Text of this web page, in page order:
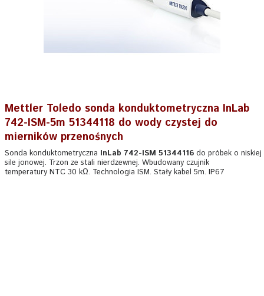
Mettler Toledo sonda konduktometryczna InLab
742-ISM-5m 51344118 do wody czystej do
mierników przenośnych
Sonda konduktometryczna InLab 742-ISM 51344116 do próbek o niskiej
sile jonowej. Trzon ze stali nierdzewnej. Wbudowany czujnik
temperatury NTC 30 kΩ. Technologia ISM. Stały kabel 5m. IP67